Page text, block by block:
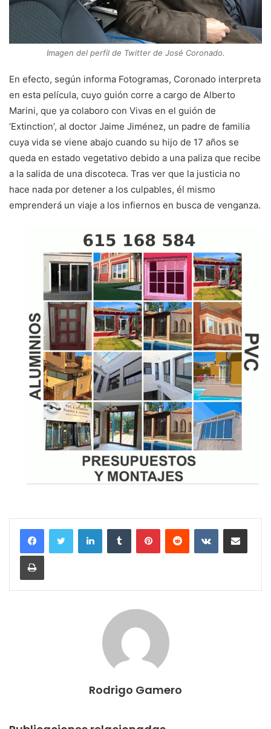
Imagen del perfil de Twitter de José Coronado.
En efecto, según informa Fotogramas, Coronado interpreta
en esta película, cuyo guión corre a cargo de Alberto
Marini, que ya colaboro con Vivas en el guión de
‘Extinction’, al doctor Jaime Jiménez, un padre de familia
cuya vida se viene abajo cuando su hijo de 17 años se
queda en estado vegetativo debido a una paliza que recibe
a la salida de una discoteca. Tras ver que la justicia no
hace nada por detener a los culpables, él mismo
emprenderá un viaje a los infiernos en busca de venganza.
Rodrigo Gamero